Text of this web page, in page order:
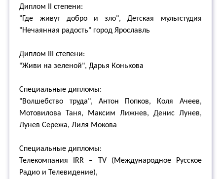
Диплом II степени:
"Где живут добро и зло", Детская мультстудия
"Нечаянная радость" город Ярославль
Диплом III степени:
"Живи на зеленой", Дарья Конькова
Специальные дипломы:
"Волшебство труда", Антон Попков, Коля Ачеев,
Мотовилова Таня, Максим Лижнев, Денис Лунев,
Лунев Сережа, Лиля Мокова
Специальные дипломы:
Телекомпания IRR – TV (Международное Русское
Радио и Телевидение),